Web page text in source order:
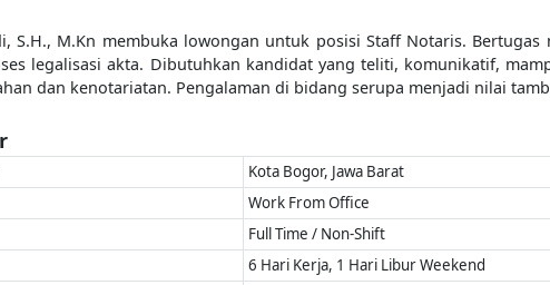
S.H., M.Kn membuka lowongan untuk posisi Staff Notaris.
legalisasi akta. Dibutuhkan kandidat yang teliti, komunikatif,
dan kenotariatan. Pengalaman di bidang serupa menjadi nilai
Kota Bogor, Jawa Barat
Work From Office
Full Time / Non-Shift
6 Hari Kerja, 1 Hari Libur Weekend